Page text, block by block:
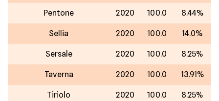
Pentone 2020 100.0 8.44%
Sellia 2020 100.0 14.0%
Sersale 2020 100.0 8.25%
Taverna 2020 100.0 13.91%
Tiriolo 2020 100.0 8.25%